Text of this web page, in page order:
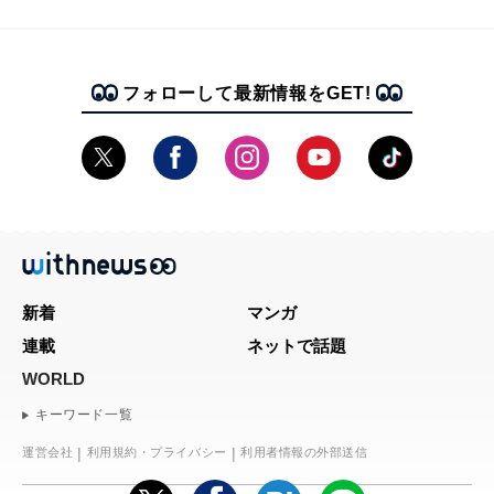
フォローして最新情報をGET!
新着
マンガ
連載
ネットで話題
WORLD
キーワード一覧
運営会社 利用規約・プライバシー 利用者情報の外部送信